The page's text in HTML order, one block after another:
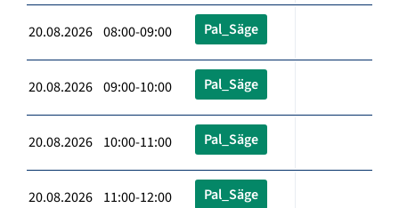
20.08.2026 08:00-09:00 Pal_Säge
20.08.2026 09:00-10:00 Pal_Säge
20.08.2026 10:00-11:00 Pal_Säge
20.08.2026 11:00-12:00 Pal_Säge